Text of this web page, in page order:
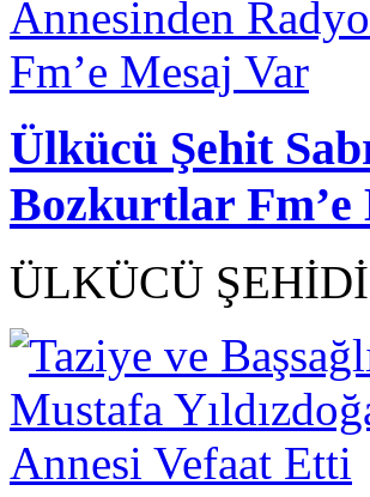
Ülkücü Şehit
Bozkurtlar Fm’e
ÜLKÜCÜ